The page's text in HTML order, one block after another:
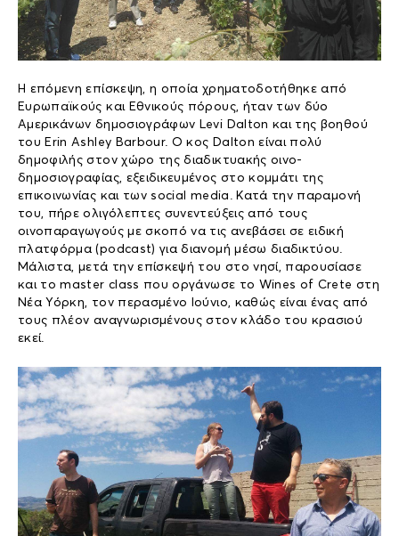
Η επόμενη επίσκεψη, η οποία χρηματοδοτήθηκε από
Ευρωπαϊκούς και Εθνικούς πόρους, ήταν των δύο
Αμερικάνων δημοσιογράφων Levi Dalton και της βοηθού
του Erin Ashley Barbour. Ο κος Dalton είναι πολύ
δημοφιλής στον χώρο της διαδικτυακής οινο-
δημοσιογραφίας, εξειδικευμένος στο κομμάτι της
επικοινωνίας και των social media. Κατά την παραμονή
του, πήρε ολιγόλεπτες συνεντεύξεις από τους
οινοπαραγωγούς με σκοπό να τις ανεβάσει σε ειδική
πλατφόρμα (podcast) για διανομή μέσω διαδικτύου.
Μάλιστα, μετά την επίσκεψή του στο νησί, παρουσίασε
και το master class που οργάνωσε το Wines of Crete στη
Νέα Υόρκη, τον περασμένο Ιούνιο, καθώς είναι ένας από
τους πλέον αναγνωρισμένους στον κλάδο του κρασιού
εκεί.